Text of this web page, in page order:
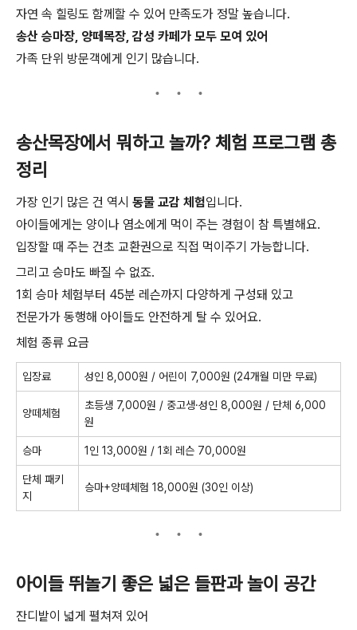
자연 속 힐링도 함께할 수 있어 만족도가 정말 높습니다.
송산 승마장, 양떼목장, 감성 카페가 모두 모여 있어
가족 단위 방문객에게 인기 많습니다.
송산목장에서 뭐하고 놀까? 체험 프로그램 총
정리
가장 인기 많은 건 역시 동물 교감 체험입니다.
아이들에게는 양이나 염소에게 먹이 주는 경험이 참 특별해요.
입장할 때 주는 건초 교환권으로 직접 먹이주기 가능합니다.
그리고 승마도 빠질 수 없죠.
1회 승마 체험부터 45분 레슨까지 다양하게 구성돼 있고
전문가가 동행해 아이들도 안전하게 탈 수 있어요.
체험 종류 요금
입장료 성인 8,000원 / 어린이 7,000원 (24개월 미만 무료)
양떼체험
초등생 7,000원 / 중고생·성인 8,000원 / 단체 6,000
원
승마 1인 13,000원 / 1회 레슨 70,000원
단체 패키
지
승마+양떼체험 18,000원 (30인 이상)
아이들 뛰놀기 좋은 넓은 들판과 놀이 공간
잔디밭이 넓게 펼쳐져 있어